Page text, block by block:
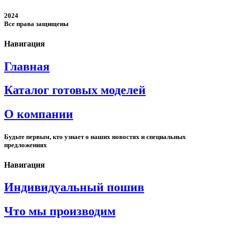
2024
Все права защищены
Навигация
Главная
Каталог готовых моделей
О компании
Будьте первым, кто узнает о наших новостях и специальных
предложениях
Навигация
Индивидуальный пошив
Что мы производим